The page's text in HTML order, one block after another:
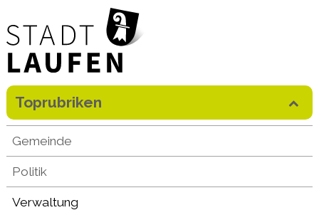
Direkt zum Inhalt springen
Mobilenavigation
Gemeinde
Politik
Verwaltung
Toprubriken